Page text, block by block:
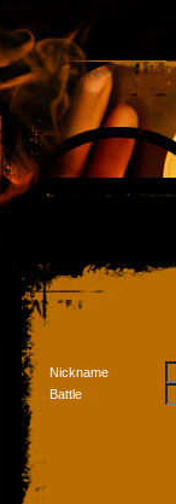
Nickname
Battle